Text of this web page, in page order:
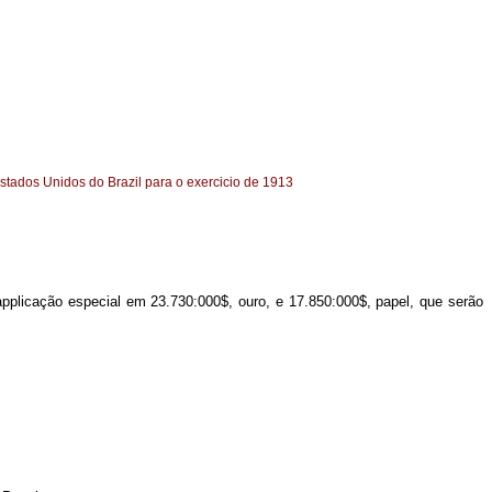
Unidos do Brazil para o exercicio de 1913
especial em 23.730:000$, ouro, e 17.850:000$, papel, que serão